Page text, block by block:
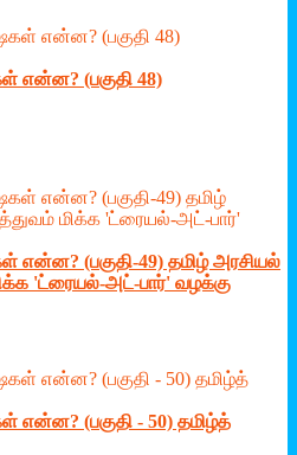
என்ன? (பகுதி 48)
என்ன? (பகுதி-49) தமிழ் அரசியல்
'ட்ரையல்-அட்-பார்' வழக்கு
என்ன? (பகுதி - 50) தமிழ்த்